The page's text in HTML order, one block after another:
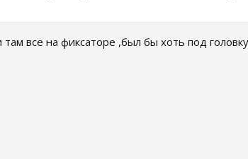
все на фиксаторе ,был бы хоть под